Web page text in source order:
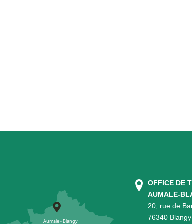
OFFICE DE
AUMALE-
20, rue de
76340